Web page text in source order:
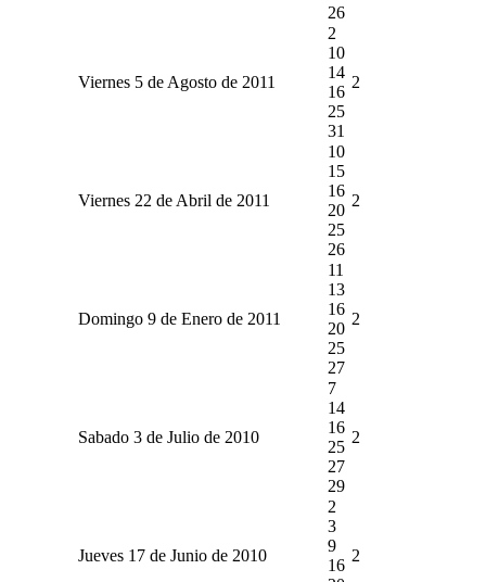
26
Viernes 5 de Agosto de 2011
2
10
14
16
25
31
2
Viernes 22 de Abril de 2011
10
15
16
20
25
26
2
Domingo 9 de Enero de 2011
11
13
16
20
25
27
2
Sabado 3 de Julio de 2010
7
14
16
25
27
29
2
Jueves 17 de Junio de 2010
2
3
9
16
2